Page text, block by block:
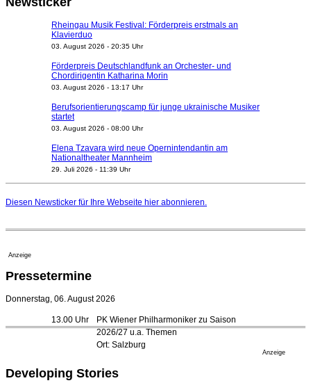
Rheingau Musik Festival: Förderpreis erstmals an
Klavierduo
03. August 2026 - 20:35 Uhr
Förderpreis Deutschlandfunk an Orchester- und
Chordirigentin Katharina Morin
03. August 2026 - 13:17 Uhr
Berufsorientierungscamp für junge ukrainische Musiker
startet
03. August 2026 - 08:00 Uhr
Elena Tzavara wird neue Opernintendantin am
Nationaltheater Mannheim
29. Juli 2026 - 11:39 Uhr
geht 2027
Kammerorchester Heilbronn: Chefdirigent Risto Joost
Opernhäuser gedenken vertriebener jüdischer
Ensemblemitglieder
Festspiele
17. Juli 2026 - 18:03 Uhr
16. Juli 2026 - 22:49 Uhr
Diesen Newsticker für Ihre Webseite hier abonnieren.
Anzeige
Pressetermine
Donnerstag, 06. August 2026
13.00 Uhr
PK Wiener Philharmoniker zu Saison
2026/27 u.a. Themen
Ort: Salzburg
Anzeige
Developing Stories